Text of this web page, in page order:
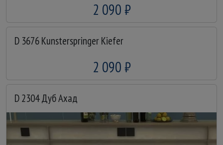
2 090 ₽
D 3676 Kunsterspringer Kiefer
2 090 ₽
D 2304 Дуб Ахад